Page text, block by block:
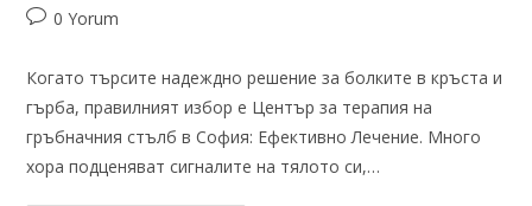
0 Yorum
Когато търсите надеждно решение за болките в кръста и
гърба, правилният избор е Център за терапия на
гръбначния стълб в София: Ефективно Лечение. Много
хора подценяват сигналите на тялото си,…